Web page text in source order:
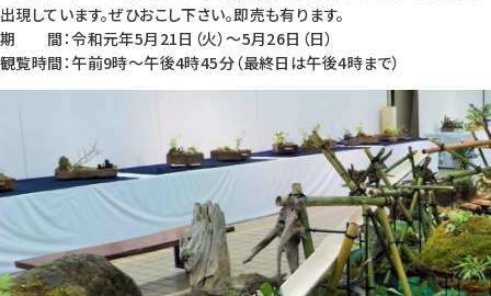
出現しています。ぜひおこし下さい。即売も有ります。
期 間：令和元年5月21日（火）～5月26日（日）
観覧時間：午前9時～午後4時45分（最終日は午後4時まで）